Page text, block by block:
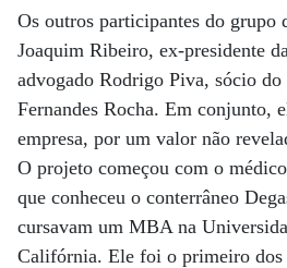
Os outros participantes do grupo
Joaquim Ribeiro, ex-presidente
advogado Rodrigo Piva, sócio
Fernandes Rocha. Em conjunto,
empresa, por um valor não
O projeto começou com o
que conheceu o conterrâneo
cursavam um MBA na
Califórnia. Ele foi o primeiro dos